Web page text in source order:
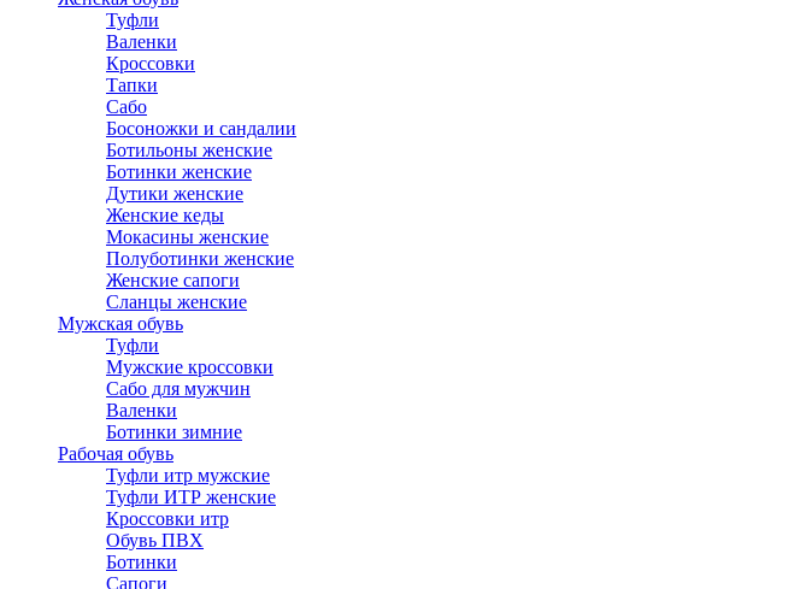
Туфли
Валенки
Кроссовки
Тапки
Сабо
Босоножки и сандалии
Ботильоны женские
Ботинки женские
Дутики женские
Женские кеды
Мокасины женские
Полуботинки женские
Женские сапоги
Сланцы женские
Мужская обувь
Туфли
Мужские кроссовки
Сабо для мужчин
Валенки
Ботинки зимние
Рабочая обувь
Туфли итр мужские
Туфли ИТР женские
Кроссовки итр
Обувь ПВХ
Ботинки
Сапоги